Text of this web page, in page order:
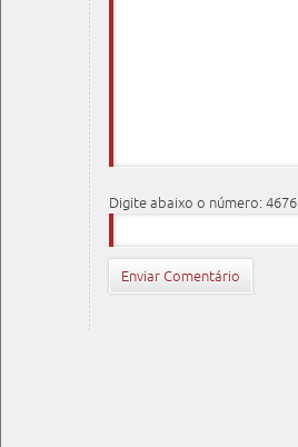
Digite abaixo o número: 4676